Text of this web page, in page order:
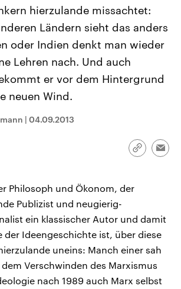
und
militärisch
Staaten zu
auf das
Nahostkonflikt
Aktuelle Lage und
Der Überfall der
Libanon vom Iran
hierzulande missachtet:
Ländern sieht das anders
oder Indien denkt man wieder
Lehren nach. Und auch
er vor dem Hintergrund
neuen Wind.
| 04.09.2013
Link
Philosoph und Ökonom, der
Publizist und neugierig-
ein klassischer Autor und damit
der Ideengeschichte ist, über diese
uneins: Manch einer sah
Verschwinden des Marxismus
nach 1989 auch Marx selbst